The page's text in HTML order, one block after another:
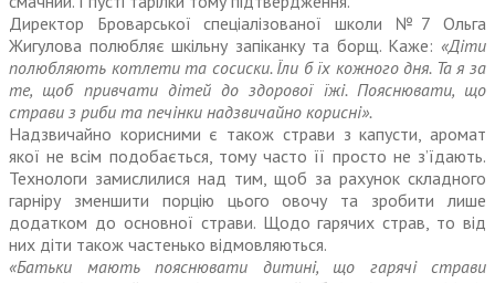
Директор Броварської спеціалізованої школи №7 Ольга
Жигулова полюбляє шкільну запіканку та борщ. Каже: «Діти
полюбляють котлети та сосиски. Їли б їх кожного дня. Та я за
те, щоб привчати дітей до здорової їжі. Пояснювати, що
страви з риби та печінки надзвичайно корисні».
Надзвичайно корисними є також страви з капусти, аромат
якої не всім подобається, тому часто її просто не з’їдають.
Технологи замислилися над тим, щоб за рахунок складного
гарніру зменшити пор­цію цього овочу та зробити лише
додатком до основної страви. Щодо гарячих страв, то від
них діти також частенько відмовляються.
«Батьки мають пояснювати дитині, що гарячі страви